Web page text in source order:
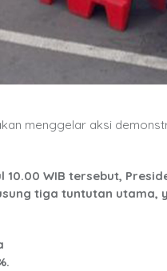
menggelar aksi
WIB tersebut,
tiga tuntutan utama,